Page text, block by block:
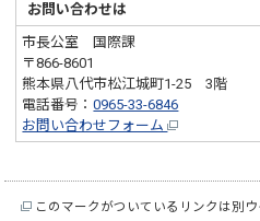
お問い合わせは
市長公室 国際課
〒866-8601
熊本県八代市松江城町1-25 3階
電話番号：0965-33-6846
お問い合わせフォーム
このマークがついているリンクは別